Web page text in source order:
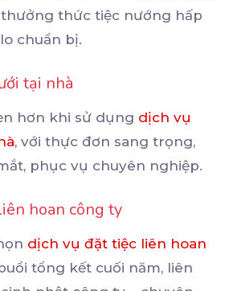
thưởng thức tiệc nướng hấp
chuẩn bị.
tại nhà
hơn khi sử dụng dịch vụ
, với thực đơn sang trọng,
phục vụ chuyên nghiệp.
hoan công ty
dịch vụ đặt tiệc liên hoan
tổng kết cuối năm, liên